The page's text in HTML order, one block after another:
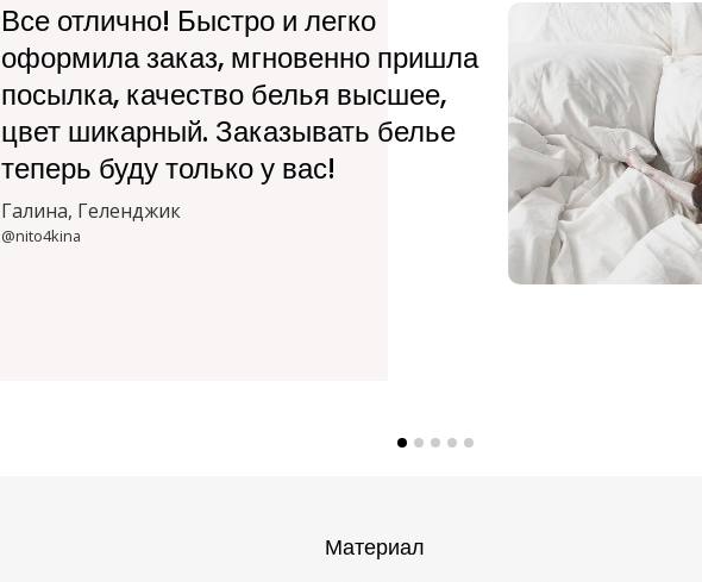
Все отлично! Быстро и легко
оформила заказ, мгновенно пришла
посылка, качество белья высшее,
цвет шикарный. Заказывать белье
теперь буду только у вас!
Галина, Геленджик
@nito4kina
Бельё
спал на
пальму
moloko.
Иван, Москва
@ivanmipt
Материал